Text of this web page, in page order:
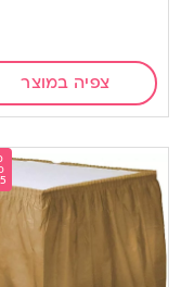
צפיה במוצר